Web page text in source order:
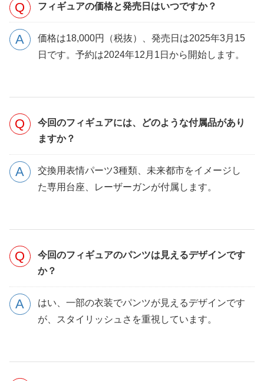
フィギュアの価格と発売日はいつですか？
価格は18,000円（税抜）、発売日は2025年3月15
日です。予約は2024年12月1日から開始します。
今回のフィギュアには、どのような付属品があり
ますか？
交換用表情パーツ3種類、未来都市をイメージし
た専用台座、レーザーガンが付属します。
今回のフィギュアのパンツは見えるデザインです
か？
はい、一部の衣装でパンツが見えるデザインです
が、スタイリッシュさを重視しています。